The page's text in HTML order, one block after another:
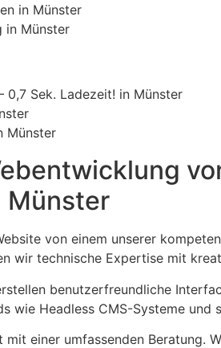
in Münster
in Münster
Sek. Ladezeit! in Münster
Münster
Münster
von einem unserer
wir technische Expertise mit
benutzerfreundliche
wie Headless CMS-Systeme
einer umfassenden Beratung.